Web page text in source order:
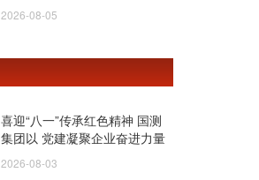
2026-08-05
喜迎“八一”传承红色精神 国测
集团以 党建凝聚企业奋进力量
2026-08-03